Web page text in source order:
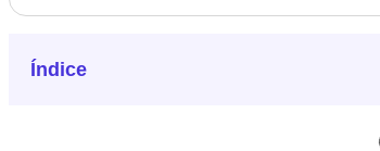
Índice